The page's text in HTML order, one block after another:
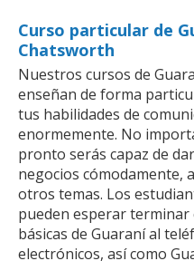
Curso particular de
Chatsworth
Nuestros cursos de
enseñan de forma
tus habilidades de
enormemente. No
pronto serás capaz de
negocios cómodamente,
otros temas. Los
pueden esperar terminar
básicas de Guaraní al
electrónicos, así como